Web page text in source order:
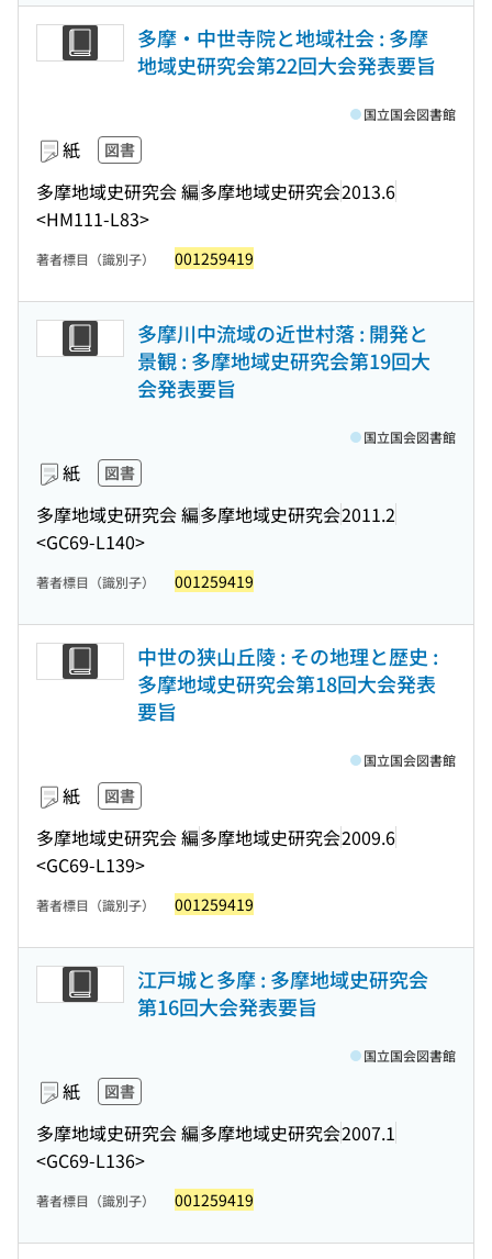
多摩・中世寺院と地域社会 : 多摩
地域史研究会第22回大会発表要旨
紙 図書
多摩地域史研究会 編多摩地域史研究会2013.6
<HM111-L83>
国立国会図書館
著者標目（識別子） 001259419
多摩川中流域の近世村落 : 開発と
景観 : 多摩地域史研究会第19回大
会発表要旨
紙 図書
多摩地域史研究会 編多摩地域史研究会2011.2
<GC69-L140>
国立国会図書館
著者標目（識別子） 001259419
中世の狭山丘陵 : その地理と歴史 :
多摩地域史研究会第18回大会発表
要旨
紙 図書
多摩地域史研究会 編多摩地域史研究会2009.6
<GC69-L139>
国立国会図書館
著者標目（識別子） 001259419
江戸城と多摩 : 多摩地域史研究会
第16回大会発表要旨
紙 図書
多摩地域史研究会 編多摩地域史研究会2007.1
<GC69-L136>
国立国会図書館
著者標目（識別子） 001259419